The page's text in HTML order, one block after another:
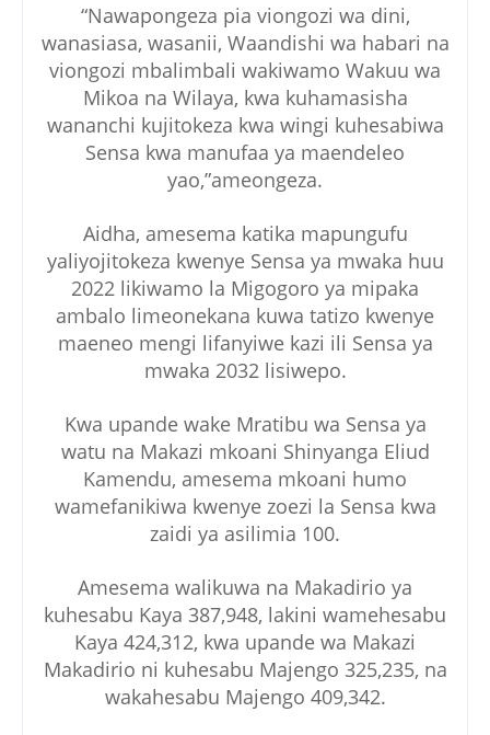
“Nawapongeza pia viongozi wa dini,
wanasiasa, wasanii, Waandishi wa habari na
viongozi mbalimbali wakiwamo Wakuu wa
Mikoa na Wilaya, kwa kuhamasisha
wananchi kujitokeza kwa wingi kuhesabiwa
Sensa kwa manufaa ya maendeleo
yao,”ameongeza.
Aidha, amesema katika mapungufu
yaliyojitokeza kwenye Sensa ya mwaka huu
2022 likiwamo la Migogoro ya mipaka
ambalo limeonekana kuwa tatizo kwenye
maeneo mengi lifanyiwe kazi ili Sensa ya
mwaka 2032 lisiwepo.
Kwa upande wake Mratibu wa Sensa ya
watu na Makazi mkoani Shinyanga Eliud
Kamendu, amesema mkoani humo
wamefanikiwa kwenye zoezi la Sensa kwa
zaidi ya asilimia 100.
Amesema walikuwa na Makadirio ya
kuhesabu Kaya 387,948, lakini wamehesabu
Kaya 424,312, kwa upande wa Makazi
Makadirio ni kuhesabu Majengo 325,235, na
wakahesabu Majengo 409,342.